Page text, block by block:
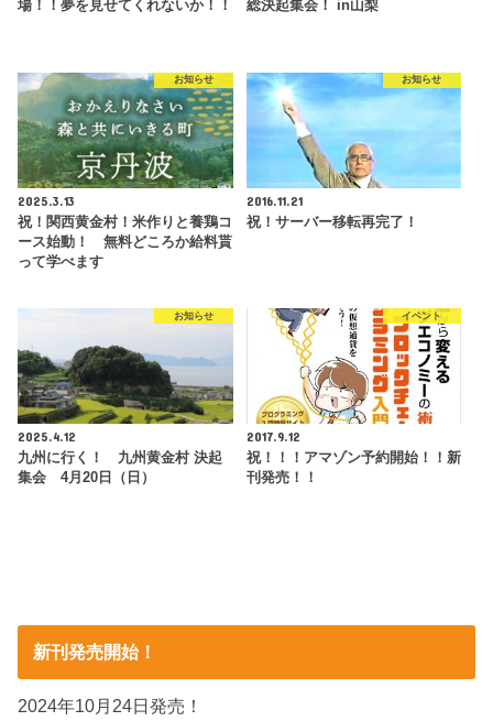
場！！夢を見せてくれないか！！
総決起集会！ in山梨
お知らせ
2025.3.13
祝！関西黄金村！米作りと養鶏コ
ース始動！ 無料どころか給料貰
って学べます
お知らせ
2016.11.21
祝！サーバー移転再完了！
お知らせ
2025.4.12
九州に行く！ 九州黄金村 決起
集会 4月20日（日）
イベント
2017.9.12
祝！！！アマゾン予約開始！！新
刊発売！！
新刊発売開始！
2024年10月24日発売！